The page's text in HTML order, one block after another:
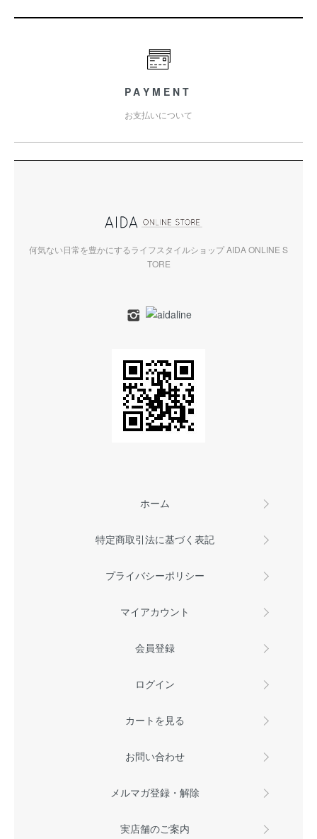
PAYMENT
お支払いについて
何気ない日常を豊かにするライフスタイルショップ AIDA ONLINE S
TORE
ホーム
特定商取引法に基づく表記
プライバシーポリシー
マイアカウント
会員登録
ログイン
カートを見る
お問い合わせ
メルマガ登録・解除
実店舗のご案内